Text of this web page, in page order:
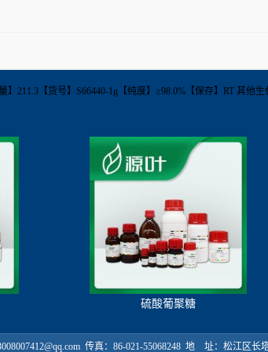
211.3【货号】S66440-1g【纯度】≥98.0%【保存】RT 其他
硫酸葡聚糖
传真：86-021-55068248 地 址：松江区长